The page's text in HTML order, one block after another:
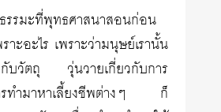
รรมะที่พุทธศาสนาสอนก่อน
ะอะไร เพราะว่ามนุษย์เรานั้น
กับวัตถุ วุ่นวายเกี่ยวกับการ
รทำมาหาเลี้ยงชีพต่างๆ ก็